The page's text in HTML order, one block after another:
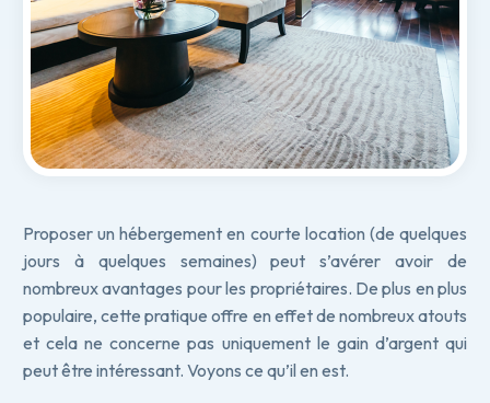
Proposer un hébergement en courte location (de quelques
jours à quelques semaines) peut s’avérer avoir de
nombreux avantages pour les propriétaires. De plus en plus
populaire, cette pratique offre en effet de nombreux atouts
et cela ne concerne pas uniquement le gain d’argent qui
peut être intéressant. Voyons ce qu’il en est.